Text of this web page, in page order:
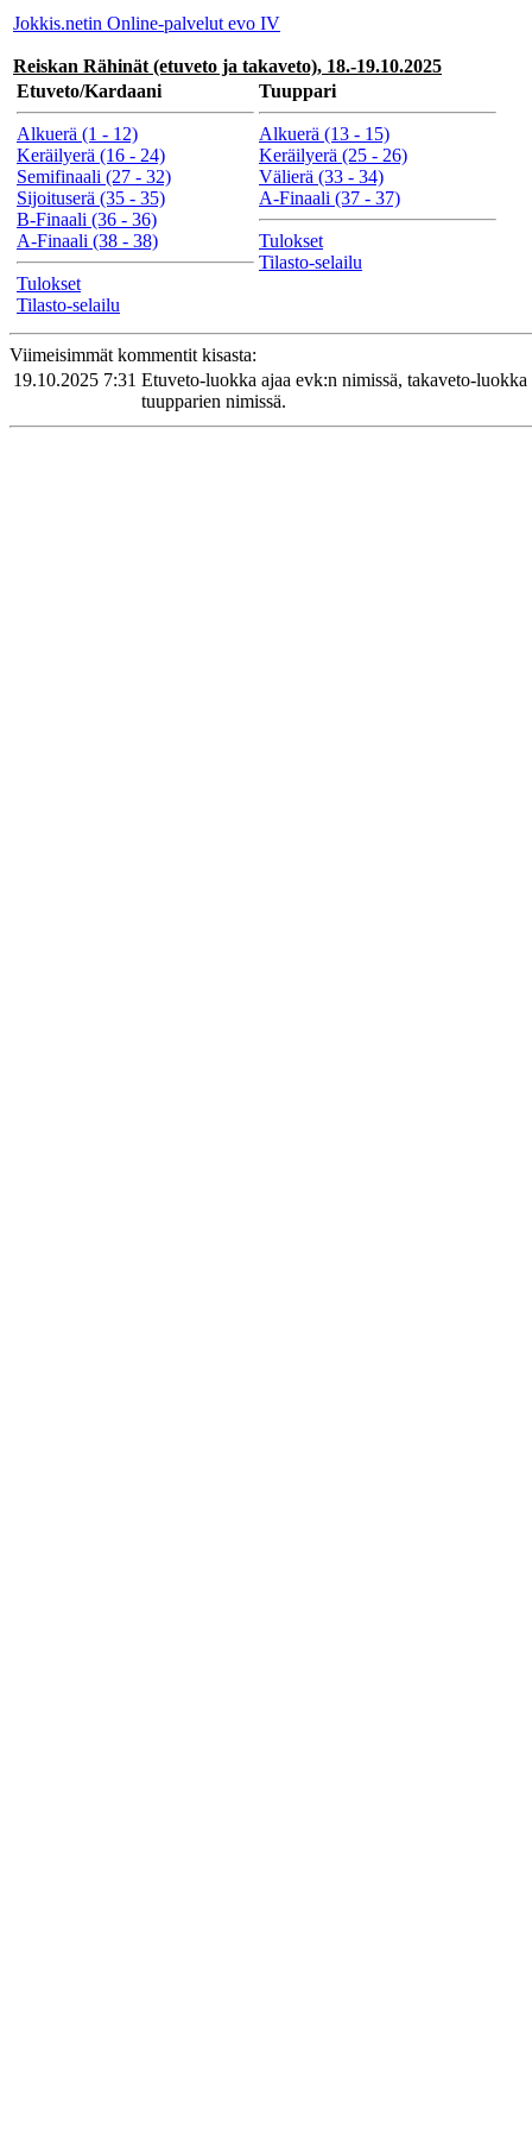
Jokkis.netin Online-palvelut evo IV
Reiskan Rähinät (etuveto ja takaveto), 18.-19.10.2025
Etuveto/Kardaani
Alkuerä (1 - 12)
Keräilyerä (16 - 24)
Semifinaali (27 - 32)
Sijoituserä (35 - 35)
B-Finaali (36 - 36)
A-Finaali (38 - 38)
Tulokset
Tilasto-selailu
Tuuppari
Alkuerä (13 - 15)
Keräilyerä (25 - 26)
Välierä (33 - 34)
A-Finaali (37 - 37)
Tulokset
Tilasto-selailu
Viimeisimmät kommentit kisasta:
19.10.2025 7:31 Etuveto-luokka ajaa evk:n nimissä, takaveto-luokka
tuupparien nimissä.